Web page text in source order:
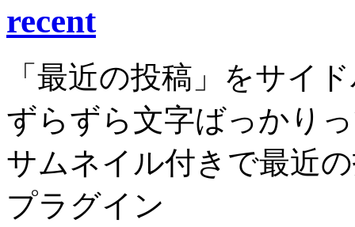
recent
「最近の投稿」をサイ
ずらずら文字ばっかり
サムネイル付きで最近
プラグイン